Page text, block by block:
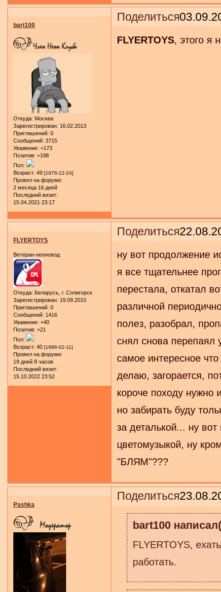
Поделиться
bart100
Откуда: Москва
Зарегистрирован: 16.02.2013
Приглашений: 0
Сообщений: 3715
Уважение: +173
Позитив: +198
Пол:
Возраст: 49 [1976-12-24]
Провел на форуме:
2 месяца 16 дней
Последний визит:
15.04.2021 23:17
FLYERTOYS, этого я
Поделиться
FLYERTOYS
Ветеран-неоновод
Откуда: Беларусь, г. Солигорск
Зарегистрирован: 19.09.2010
Приглашений: 0
Сообщений: 1416
Уважение: +40
Позитив: +21
Пол:
Возраст: 40 [1986-02-11]
Провел на форуме:
19 дней 8 часов
Последний визит:
15.10.2022 23:52
ну вот продолжение
я все тщательнее
перестала, откатал
различной
полез, разобрал,
снял снова перепаял
самое интересное
делаю, загорается,
короче походу нужно
но забирать буду
за деталькой... ну
цветомузыкой, ну
"БЛЯМ"???
Поделиться
Pashka
bart100
FLYERTOYS,
работать.